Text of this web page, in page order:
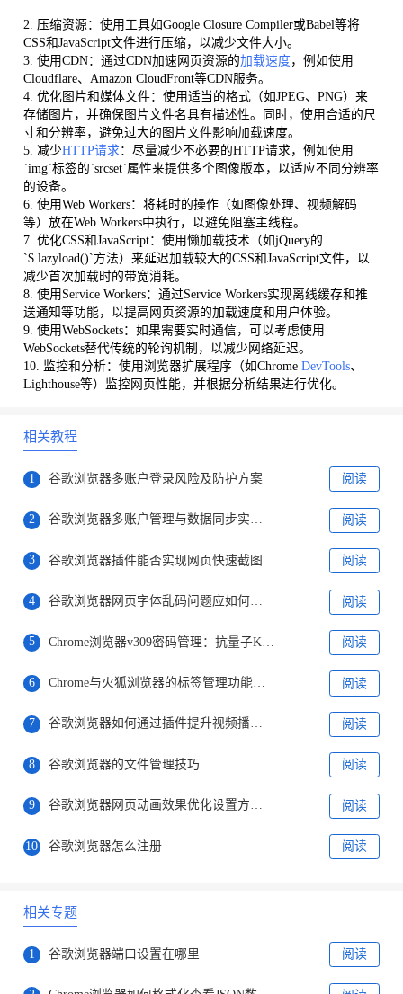
2. 压缩资源：使用工具如Google Closure Compiler或Babel等将
CSS和JavaScript文件进行压缩，以减少文件大小。
3. 使用CDN：通过CDN加速网页资源的加载速度 ，例如使用
Cloudflare、Amazon CloudFront等CDN服务。
4. 优化图片和媒体文件：使用适当的格式（如JPEG、PNG）来
存储图片，并确保图片文件名具有描述性。同时，使用合适的尺
寸和分辨率，避免过大的图片文件影响加载速度。
5. 减少HTTP请求 ：尽量减少不必要的HTTP请求，例如使用
`img`标签的`srcset`属性来提供多个图像版本，以适应不同分辨率
的设备。
6. 使用Web Workers：将耗时的操作（如图像处理、视频解码
等）放在Web Workers中执行，以避免阻塞主线程。
7. 优化CSS和JavaScript：使用懒加载技术（如jQuery的
`$.lazyload()`方法）来延迟加载较大的CSS和JavaScript文件，以
减少首次加载时的带宽消耗。
8. 使用Service Workers：通过Service Workers实现离线缓存和推
送通知等功能，以提高网页资源的加载速度和用户体验。
9. 使用WebSockets：如果需要实时通信，可以考虑使用
WebSockets替代传统的轮询机制，以减少网络延迟。
10. 监控和分析：使用浏览器扩展程序（如Chrome DevTools、
Lighthouse等）监控网页性能，并根据分析结果进行优化。
相关教程
1 谷歌浏览器多账户登录风险及防护方案 阅读
2 谷歌浏览器多账户管理与数据同步实用教程 阅读
3 谷歌浏览器插件能否实现网页快速截图 阅读
4 谷歌浏览器网页字体乱码问题应如何修复 阅读
5 阅读
6 Chrome与火狐浏览器的标签管理功能如何对比 阅读
7 谷歌浏览器如何通过插件提升视频播放的响应速度 阅读
8 谷歌浏览器的文件管理技巧 阅读
9 谷歌浏览器网页动画效果优化设置方法分享教程 阅读
10 谷歌浏览器怎么注册 阅读
相关专题
1 谷歌浏览器端口设置在哪里 阅读